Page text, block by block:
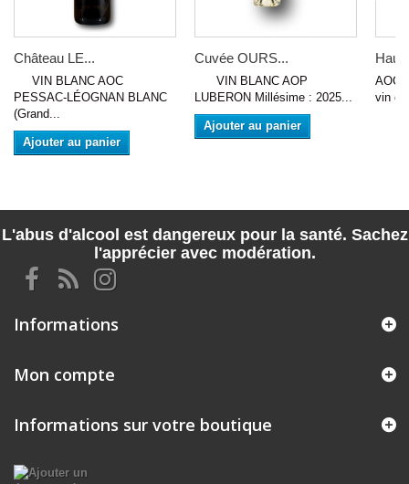
Château LE...
VIN BLANC AOC
PESSAC-LÉOGNAN BLANC
(Grand...
Ajouter au panier
Cuvée OURS...
VIN BLANC AOP
LUBERON Millésime : 2025...
Ajouter au panier
AOC
vin
L'abus d'alcool est dangereux pour la santé. Sachez
l'apprécier avec modération.
Informations
Mon compte
Informations sur votre boutique